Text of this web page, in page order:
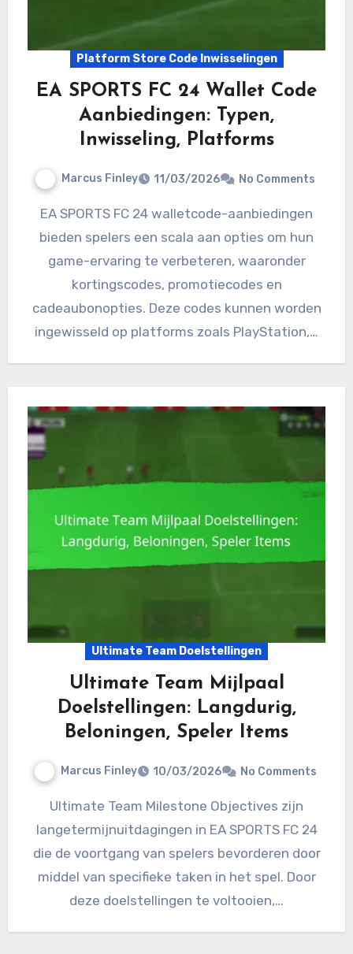
Platform Store Code Inwisselingen
EA SPORTS FC 24 Wallet Code
Aanbiedingen: Typen,
Inwisseling, Platforms
Marcus Finley 11/03/2026 No Comments
EA SPORTS FC 24 walletcode-aanbiedingen
bieden spelers een scala aan opties om hun
game-ervaring te verbeteren, waaronder
kortingscodes, promotiecodes en
cadeaubonopties. Deze codes kunnen worden
ingewisseld op platforms zoals PlayStation,…
Ultimate Team Doelstellingen
Ultimate Team Mijlpaal
Doelstellingen: Langdurig,
Beloningen, Speler Items
Marcus Finley 10/03/2026 No Comments
Ultimate Team Milestone Objectives zijn
langetermijnuitdagingen in EA SPORTS FC 24
die de voortgang van spelers bevorderen door
middel van specifieke taken in het spel. Door
deze doelstellingen te voltooien,…